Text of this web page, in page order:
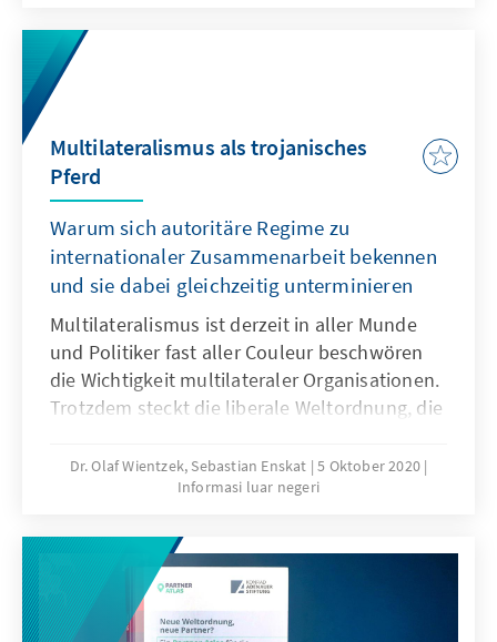
Multilateralismus als trojanisches
Pferd
Warum sich autoritäre Regime zu
internationaler Zusammenarbeit bekennen
und sie dabei gleichzeitig unterminieren
Multilateralismus ist derzeit in aller Munde
und Politiker fast aller Couleur beschwören
die Wichtigkeit multilateraler Organisationen.
Trotzdem steckt die liberale Weltordnung, die
Kooperation gründet, in ihrer vielleicht
schwersten Krise. Der vorliegende Beitrag will
tun ist, um das Bekenntnis zum
Multilateralismus wieder mit Leben zu füllen.
Dr. Olaf Wientzek, Sebastian Enskat 5 Oktober 2020
Informasi luar negeri